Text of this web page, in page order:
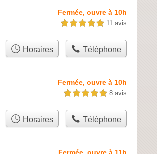
Fermée, ouvre à 10h
5,0 étoiles sur 5 11 avis
Horaires Téléphone
Fermée, ouvre à 10h
5,0 étoiles sur 5 8 avis
Horaires Téléphone